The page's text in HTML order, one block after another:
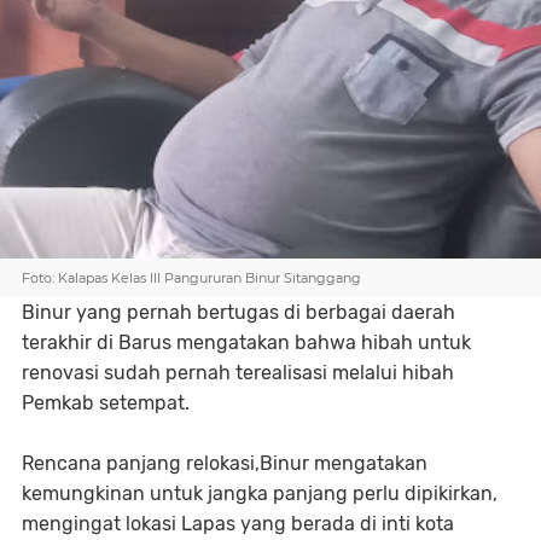
Foto: Kalapas Kelas III Pangururan Binur Sitanggang
Binur yang pernah bertugas di berbagai daerah
terakhir di Barus mengatakan bahwa hibah untuk
renovasi sudah pernah terealisasi melalui hibah
Pemkab setempat.
Rencana panjang relokasi,Binur mengatakan
kemungkinan untuk jangka panjang perlu dipikirkan,
mengingat lokasi Lapas yang berada di inti kota